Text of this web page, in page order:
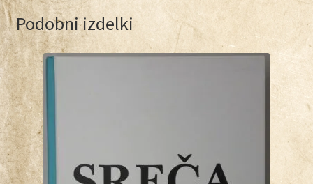
Podobni izdelki